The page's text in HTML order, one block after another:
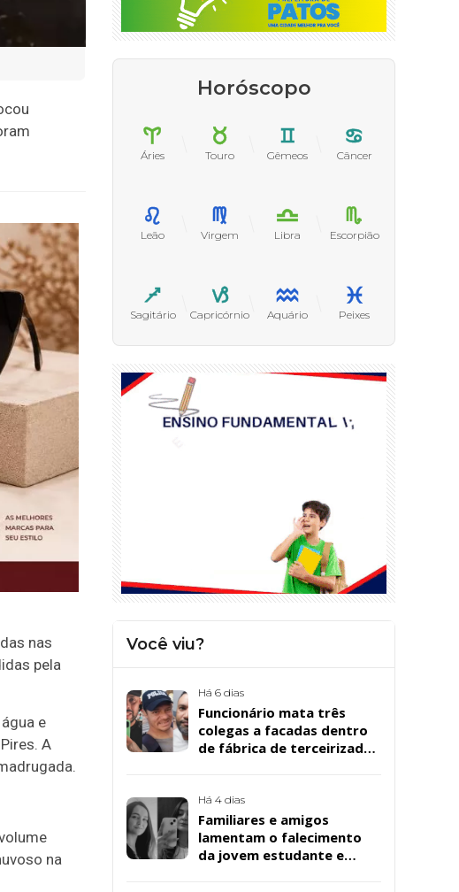
nas
pela
e
A
na
Horóscopo
Áries Touro Gêmeos Câncer
Leão Virgem Libra Escorpião
Sagitário Capricórnio Aquário Peixes
Você viu?
Há 6 dias
Funcionário mata três
colegas a facadas dentro
de fábrica de terceirizada
Há 4 dias
Familiares e amigos
lamentam o falecimento
da jovem estudante e